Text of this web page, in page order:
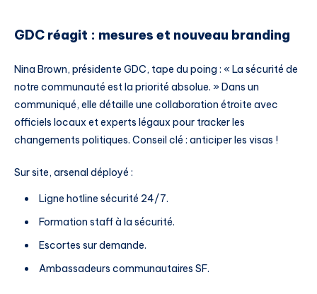
GDC réagit : mesures et nouveau branding
Nina Brown, présidente GDC, tape du poing : « La sécurité de
notre communauté est la priorité absolue. » Dans un
communiqué, elle détaille une collaboration étroite avec
officiels locaux et experts légaux pour tracker les
changements politiques. Conseil clé : anticiper les visas !
Sur site, arsenal déployé :
Ligne hotline sécurité 24/7.
Formation staff à la sécurité.
Escortes sur demande.
Ambassadeurs communautaires SF.